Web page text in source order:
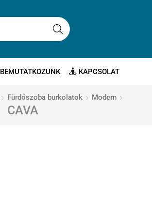
BEMUTATKOZUNK KAPCSOLAT
Fürdőszoba burkolatok Modern
CAVA